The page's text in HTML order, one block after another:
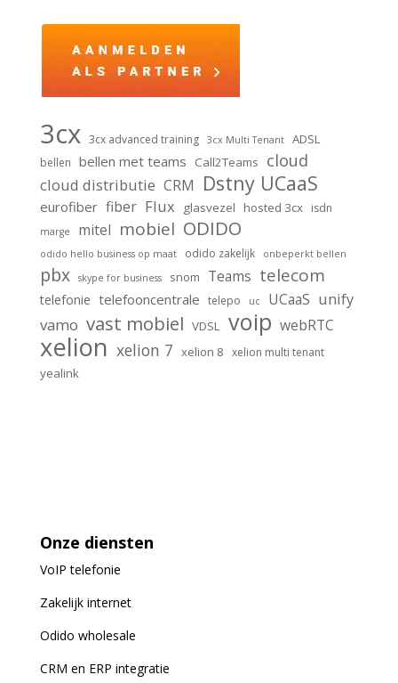
3cx 3cx advanced training 3cx Multi Tenant ADSL
bellen bellen met teams Call2Teams cloud
cloud distributie CRM Dstny UCaaS
eurofiber fiber Flux glasvezel hosted 3cx isdn
marge mitel mobiel ODIDO
odido hello business op maat odido zakelijk onbeperkt bellen
pbx skype for business snom Teams telecom
telefonie telefooncentrale telepo uc UCaaS unify
vamo vast mobiel VDSL voip webRTC
xelion xelion 7 xelion 8 xelion multi tenant
yealink
Onze diensten
VoIPtelefonie
Zakelijk internet
Odido wholesale
CRM en ERP integratie